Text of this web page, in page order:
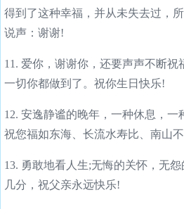
得到了这种幸福，并从未失去过，
说声：谢谢!
11. 爱你，谢谢你，还要声声不断祝
一切你都做到了。祝你生日快乐!
12. 安逸静谧的晚年，一种休息，
祝您福如东海、长流水寿比、南山
13. 勇敢地看人生;无悔的关怀，无
几分，祝父亲永远快乐!